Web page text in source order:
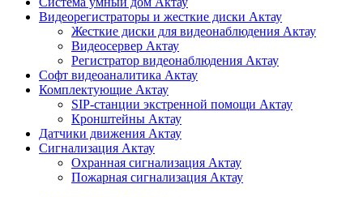
Видеорегистраторы и жесткие диски Актау
Жесткие диски для видеонаблюдения Актау
Видеосервер Актау
Регистратор видеонаблюдения Актау
Софт видеоаналитика Актау
Комплектующие Актау
SIP-станции экстренной помощи Актау
Кронштейны Актау
Датчики движения Актау
Сигнализация Актау
Охранная сигнализация Актау
Пожарная сигнализация Актау